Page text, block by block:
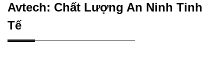
Avtech: Chất Lượng An Ninh Tinh
Tế